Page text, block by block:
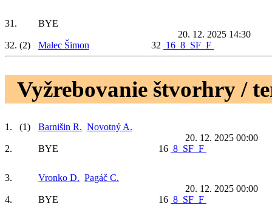
31.
BYE
20. 12. 2025 14:30
32. (2) Malec Šimon 32 16 8 SF F
Vyžrebovanie štvorhry /
1. (1) Barnišin R. Novotný A.
20. 12. 2025 00:00
2.
BYE 16 8 SF F
3. Vronko D. Pagáč C.
20. 12. 2025 00:00
4.
BYE 16 8 SF F